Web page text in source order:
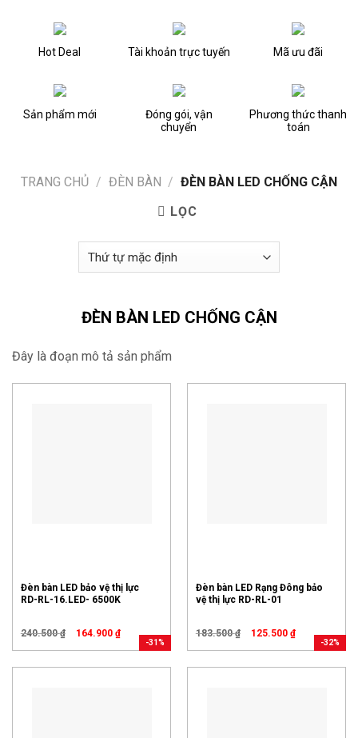
Hot Deal Tài khoản trực tuyến Mã ưu đãi
Sản phẩm mới
Đóng gói, vận
chuyển
Phương thức thanh
toán
TRANG CHỦ / ĐÈN BÀN / ĐÈN BÀN LED CHỐNG CẬN
LỌC
ĐÈN BÀN LED CHỐNG CẬN
Đây là đoạn mô tả sản phẩm
-31%
Đèn bàn LED bảo vệ thị lực
RD-RL-16.LED- 6500K
240.500₫ 164.900 ₫
-32%
Đèn bàn LED Rạng Đông bảo
vệ thị lực RD-RL-01
183.500₫ 125.500 ₫